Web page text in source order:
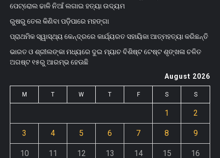
ପେଟ୍ରୋଲ ଢାଳି ନିଆଁ ଲଗାଇ ହତ୍ୟା ଉଦ୍ୟମ
ରୁଷରୁ ତେଲ କିଣିବା ପଡ଼ିପାରେ ମହଙ୍ଗା
ପ୍ରାଥମିକ ସ୍ୱାସ୍ଥ୍ୟ କେନ୍ଦ୍ରରେ କାର୍ଯ୍ୟରତ ସହାୟିକା ଆତ୍ମହତ୍ୟା କରିଛନ୍ତି
ଭାରତ ଓ ଶ୍ରୀଲଙ୍କା ମଧ୍ୟରେ ଦୁଇ ମ୍ୟାଚ ବିଶିଷ୍ଟ ଟେଷ୍ଟ ଶୃଙ୍ଖଳା ଚଳିତ
ଅଗଷ୍ଟ ୧୫ରୁ ଆରମ୍ଭ ହେଊଛି
August 2026
M T W T F S S
1 2
3 4 5 6 7 8 9
10 11 12 13 14 15 16